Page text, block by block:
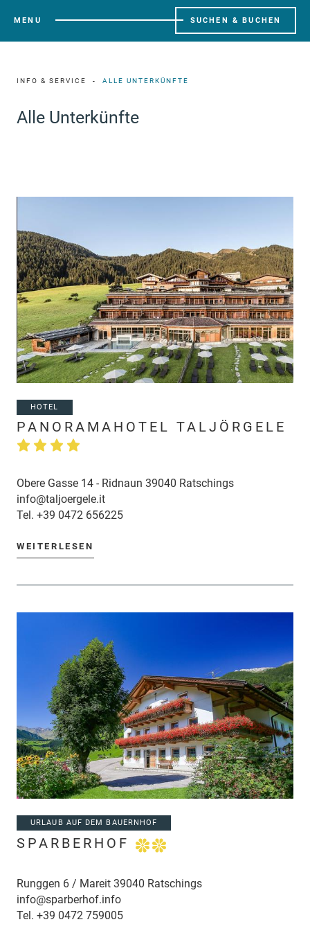
MENU SUCHEN & BUCHEN
INFO & SERVICE ALLE UNTERKÜNFTE
Alle Unterkünfte
HOTEL
PANORAMAHOTEL TALJÖRGELE
Obere Gasse 14 - Ridnaun 39040 Ratschings
info@taljoergele.it
Tel. +39 0472 656225
WEITERLESEN
URLAUB AUF DEM BAUERNHOF
SPARBERHOF
Runggen 6 / Mareit 39040 Ratschings
info@sparberhof.info
Tel. +39 0472 759005